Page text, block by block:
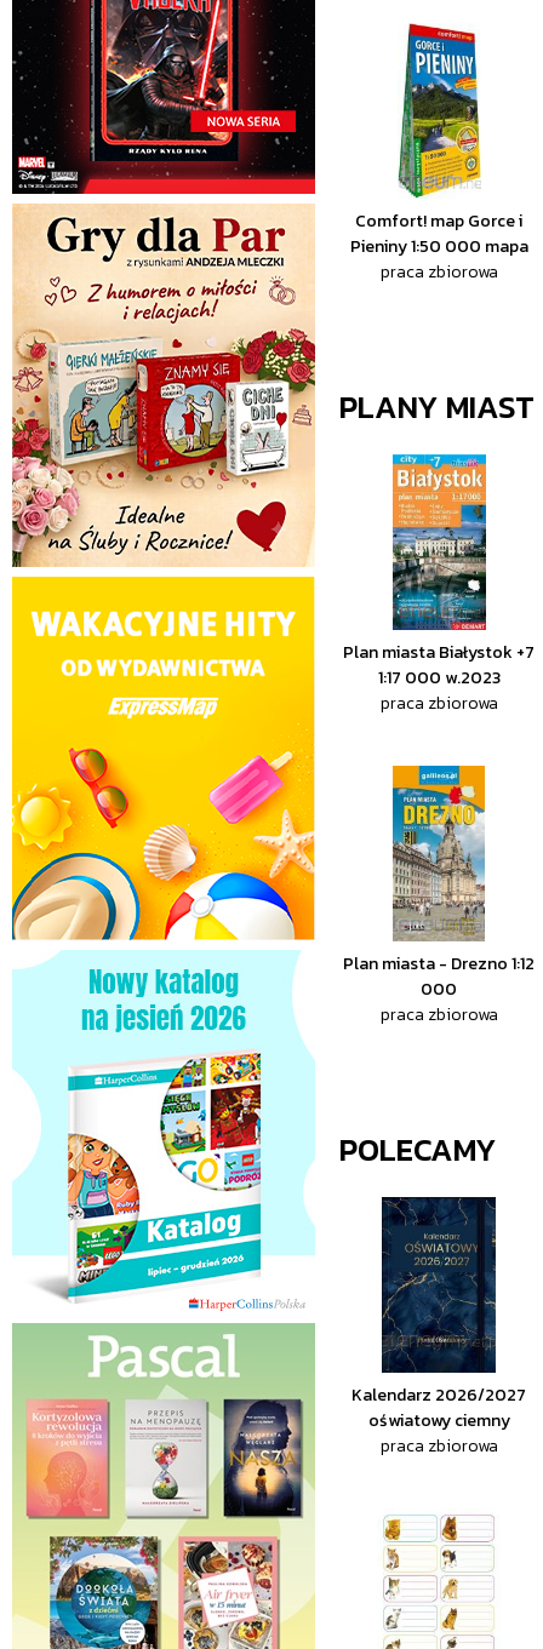
Comfort! map Gorce i
Pieniny 1:50 000 mapa
praca zbiorowa
PLANY MIAST
Plan miasta Białystok +7
1:17 000 w.2023
praca zbiorowa
Plan miasta - Drezno 1:12
000
praca zbiorowa
POLECAMY
Kalendarz 2026/2027
oświatowy ciemny
praca zbiorowa